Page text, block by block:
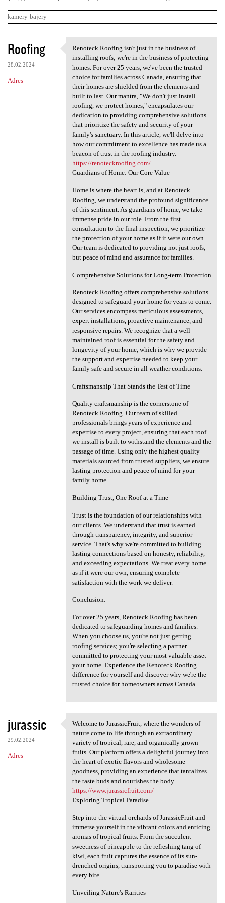
kamery-bajery
K
o
m
e
Roofing
28.02.2024
Adres
Renoteck Roofing isn't just
Renoteck Roofing isn't just in the business of
installing roofs; we're in the business of protecting
homes. For over 25 years, we've been the trusted
choice for families across Canada, ensuring that
their homes are shielded from the elements and
built to last. Our mantra, "We don't just install
roofing, we protect homes," encapsulates our
dedication to providing comprehensive solutions
that prioritize the safety and security of your
family's sanctuary. In this article, we'll delve into
how our commitment to excellence has made us a
beacon of trust in the roofing industry.
https://renoteckroofing.com/
Guardians of Home: Our Core Value
Home is where the heart is, and at Renoteck
Roofing, we understand the profound significance
of this sentiment. As guardians of home, we take
immense pride in our role. From the first
consultation to the final inspection, we prioritize
the protection of your home as if it were our own.
Our team is dedicated to providing not just roofs,
but peace of mind and assurance for families.
Comprehensive Solutions for Long-term Protection
Renoteck Roofing offers comprehensive solutions
designed to safeguard your home for years to come.
Our services encompass meticulous assessments,
expert installations, proactive maintenance, and
responsive repairs. We recognize that a well-
maintained roof is essential for the safety and
longevity of your home, which is why we provide
the support and expertise needed to keep your
family safe and secure in all weather conditions.
Craftsmanship That Stands the Test of Time
Quality craftsmanship is the cornerstone of
Renoteck Roofing. Our team of skilled
professionals brings years of experience and
expertise to every project, ensuring that each roof
we install is built to withstand the elements and the
passage of time. Using only the highest quality
materials sourced from trusted suppliers, we ensure
lasting protection and peace of mind for your
family home.
Building Trust, One Roof at a Time
Trust is the foundation of our relationships with
our clients. We understand that trust is earned
through transparency, integrity, and superior
service. That's why we're committed to building
lasting connections based on honesty, reliability,
and exceeding expectations. We treat every home
as if it were our own, ensuring complete
satisfaction with the work we deliver.
Conclusion:
For over 25 years, Renoteck Roofing has been
dedicated to safeguarding homes and families.
When you choose us, you're not just getting
roofing services; you're selecting a partner
committed to protecting your most valuable asset –
your home. Experience the Renoteck Roofing
difference for yourself and discover why we're the
trusted choice for homeowners across Canada.
jurassic
29.02.2024
Adres
Welcome to JurassicFruit,
Welcome to JurassicFruit, where the wonders of
nature come to life through an extraordinary
variety of tropical, rare, and organically grown
fruits. Our platform offers a delightful journey into
the heart of exotic flavors and wholesome
goodness, providing an experience that tantalizes
the taste buds and nourishes the body.
https://www.jurassicfruit.com/
Exploring Tropical Paradise
Step into the virtual orchards of JurassicFruit and
immerse yourself in the vibrant colors and enticing
aromas of tropical fruits. From the succulent
sweetness of pineapple to the refreshing tang of
kiwi, each fruit captures the essence of its sun-
drenched origins, transporting you to paradise with
every bite.
Unveiling Nature's Rarities